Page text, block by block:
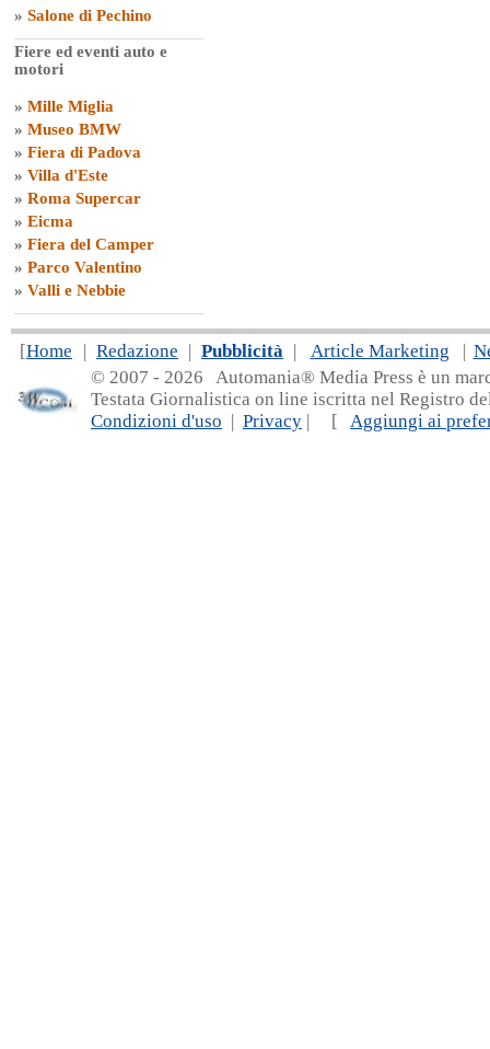
» Salone di Pechino
Fiere ed eventi auto e
motori
» Mille Miglia
» Museo BMW
» Fiera di Padova
» Villa d'Este
» Roma Supercar
» Eicma
» Fiera del Camper
» Parco Valentino
» Valli e Nebbie
[Home | Redazione | Pubblicità | Article Marketing |
© 2007 - 2026 Automania® Media Press è un
Testata Giornalistica on line iscritta nel Registro
Condizioni d'uso | Privacy | [ Aggiungi ai